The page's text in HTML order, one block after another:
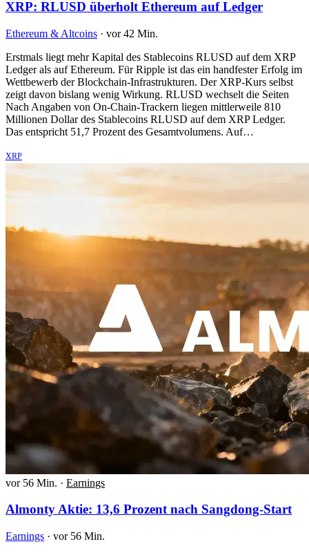
XRP: RLUSD überholt Ethereum auf Ledger
Ethereum & Altcoins · vor 42 Min.
Erstmals liegt mehr Kapital des Stablecoins RLUSD auf dem XRP
Ledger als auf Ethereum. Für Ripple ist das ein handfester Erfolg im
Wettbewerb der Blockchain-Infrastrukturen. Der XRP-Kurs selbst
zeigt davon bislang wenig Wirkung. RLUSD wechselt die Seiten
Nach Angaben von On-Chain-Trackern liegen mittlerweile 810
Millionen Dollar des Stablecoins RLUSD auf dem XRP Ledger.
Das entspricht 51,7 Prozent des Gesamtvolumens. Auf…
XRP
vor 56 Min. · Earnings
Almonty Aktie: 13,6 Prozent nach Sangdong-Start
Earnings · vor 56 Min.